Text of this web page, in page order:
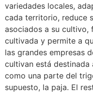
variedades locales,
cada territorio, reduce
asociados a su cultivo,
cultivada y permite a
las grandes empresas
cultivan está destinada
como una parte del
supuesto, la paja. El